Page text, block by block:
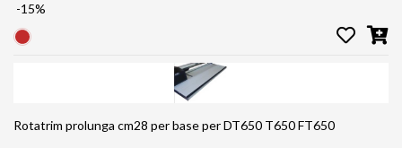
-15%
Rotatrim prolunga cm28 per base per DT650 T650 FT650